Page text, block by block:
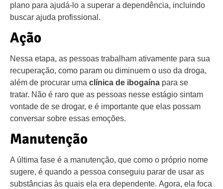
plano para ajudá-lo a superar a dependência, incluindo
buscar ajuda profissional.
Ação
Nessa etapa, as pessoas trabalham ativamente para sua
recuperação, como param ou diminuem o uso da droga,
além de procurar uma clínica de ibogaína para se
tratar. Não é raro que as pessoas nesse estágio sintam
vontade de se drogar, e é importante que elas possam
conversar sobre essas emoções.
Manutenção
A última fase é a manutenção, que como o próprio nome
sugere, é quando a pessoa conseguiu parar de usar as
substâncias às quais ela era dependente. Agora, ela foca